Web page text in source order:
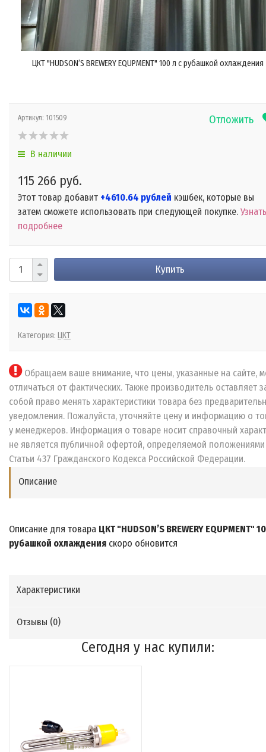
ЦКТ "HUDSON’S BREWERY EQUPMENT" 100 л с рубашкой охлаждения
Отложить
Артикул: 101509
В наличии
115 266 руб.
Этот товар добавит +4610.64 рублей кэшбек, которые вы
затем сможете использовать при следующей покупке. Узнать
подробнее
Купить
Категория: ЦКТ
Обращаем ваше внимание, что цены, указанные на сайте,
отличаться от фактических. Также производитель оставляет
собой право менять характеристики товара без
уведомления. Пожалуйста, уточняйте цену и информацию о
у менеджеров. Информация о товаре носит справочный
не является публичной офертой, определяемой положениями
Статьи 437 Гражданского Кодекса Российской Федерации.
Описание
Описание для товара ЦКТ "HUDSON’S BREWERY EQUPMENT"
рубашкой охлаждения скоро обновится
Характеристики
Отзывы (0)
Сегодня у нас купили: